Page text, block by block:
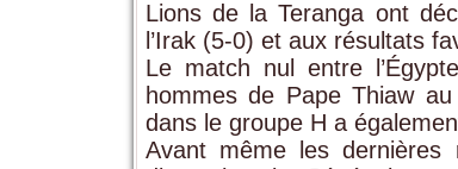
Lions de la Teranga ont
l’Irak (5-0) et aux résultats
Le match nul entre
hommes de Pape Thiaw
dans le groupe H a
Avant même les